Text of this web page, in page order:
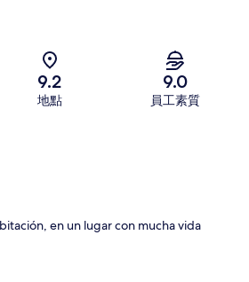
9.2
地點
9.0
員工素質
en un lugar con mucha vida